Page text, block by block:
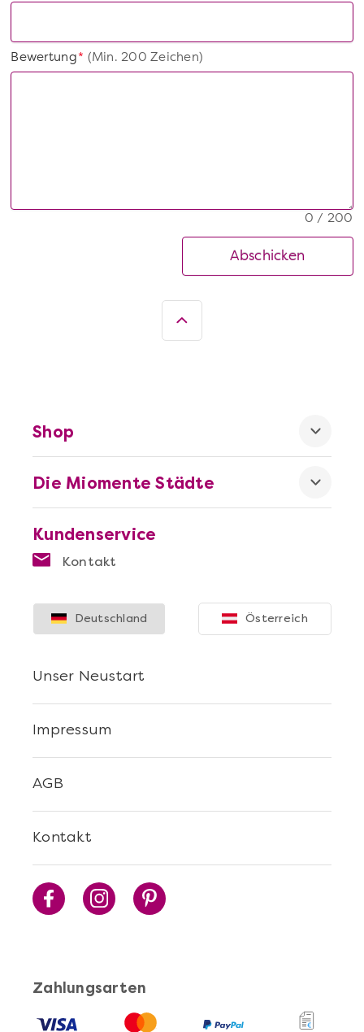
*
Bewertung(Min. 200 Zeichen)
0 / 200
Abschicken
Kundenservice
Kontakt
Die Miomente Städte
Shop
Zahlungsarten
Kontakt
AGB
Impressum
Unser Neustart
Deutschland Österreich